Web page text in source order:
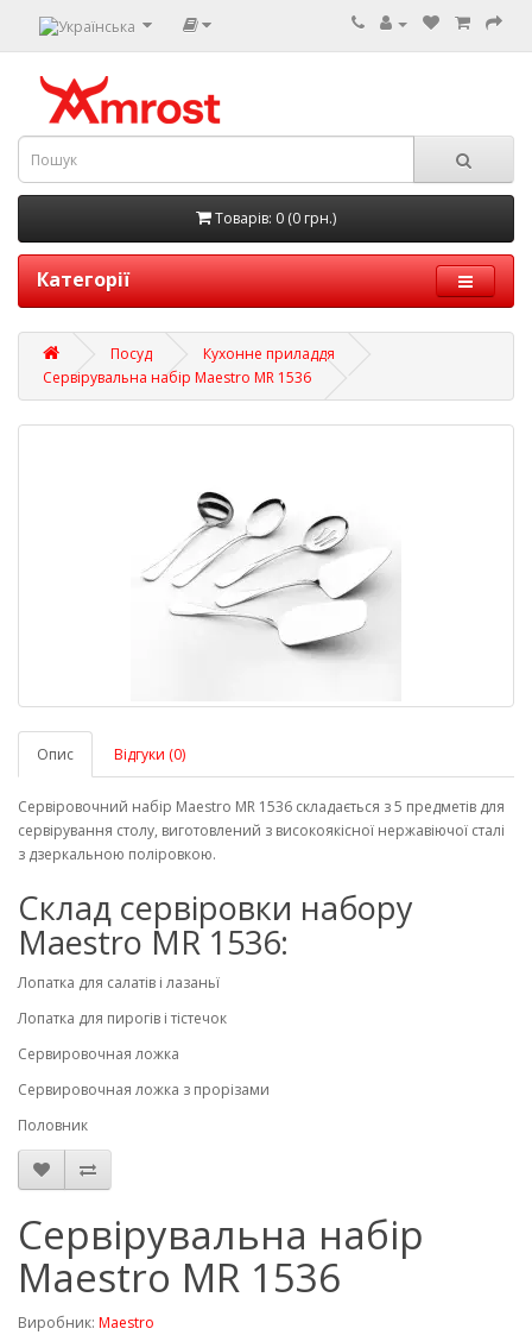
Товарів: 0 (0 грн.)
Категорії
Посуд
Кухонне приладдя
Сервірувальна набір Maestro MR 1536
Опис Відгуки (0)
Сервіровочний набір Maestro MR 1536 складається з 5 предметів для
сервірування столу, виготовлений з високоякісної нержавіючої сталі
з дзеркальною поліровкою.
Склад сервіровки набору
Maestro MR 1536:
Лопатка для салатів і лазаньї
Лопатка для пирогів і тістечок
Сервировочная ложка
Сервировочная ложка з прорізами
Половник
Сервірувальна набір
Maestro MR 1536
Виробник: Maestro